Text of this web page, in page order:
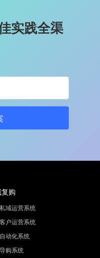
实践全渠
购
域运营系统
户运营系统
动化系统
购系统